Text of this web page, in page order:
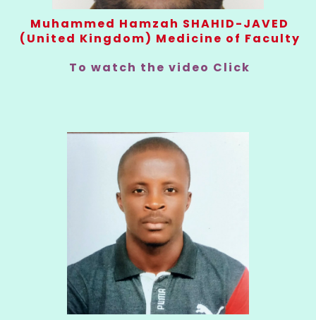
Muhammed Hamzah SHAHID-JAVED
(United Kingdom) Medicine of Faculty
To watch the video Click